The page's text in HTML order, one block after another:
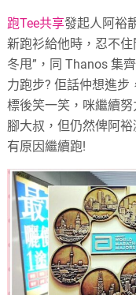
跑Tee共享發起人阿裕
新跑衫給他時，忍不
冬甩”，同 Thanos 集
力跑步? 佢話仲想進步
標後笑一笑，咪繼續
腳大叔，但仍然俾阿
有原因繼續跑!